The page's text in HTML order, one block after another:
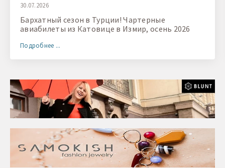
30.07.2026
Бархатный сезон в Турции! Чартерные
авиабилеты из Катовице в Измир, осень 2026
Подробнее ...